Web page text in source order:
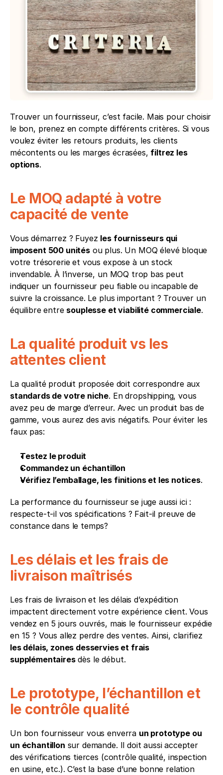
Trouver un fournisseur, c’est facile. Mais pour choisir
le bon, prenez en compte différents critères. Si vous
voulez éviter les retours produits, les clients
mécontents ou les marges écrasées, filtrez les
options.
Le MOQ adapté à votre
capacité de vente
Vous démarrez ? Fuyez les fournisseurs qui
imposent 500 unités ou plus. Un MOQ élevé bloque
votre trésorerie et vous expose à un stock
invendable. À l’inverse, un MOQ trop bas peut
indiquer un fournisseur peu fiable ou incapable de
suivre la croissance. Le plus important ? Trouver un
équilibre entre souplesse et viabilité commerciale.
La qualité produit vs les
attentes client
standards de votre niche. En dropshipping, vous
avez peu de marge d’erreur. Avec un produit bas de
gamme, vous aurez des avis négatifs. Pour éviter les
faux pas:
Testez le produit
Commandez un échantillon
Vérifiez l’emballage, les finitions et les notices.
La performance du fournisseur se juge aussi ici :
respecte-t-il vos spécifications ? Fait-il preuve de
constance dans le temps?
Les délais et les frais de
livraison maîtrisés
Les frais de livraison et les délais d’expédition
impactent directement votre expérience client. Vous
vendez en 5 jours ouvrés, mais le fournisseur expédie
les délais, zones desservies et frais
supplémentaires dès le début.
Le prototype, l’échantillon et
le contrôle qualité
Un bon fournisseur vous enverra un prototype ou
un échantillon sur demande. Il doit aussi accepter
des vérifications tierces (contrôle qualité, inspection
en usine, etc.). C’est la base d’une bonne relation